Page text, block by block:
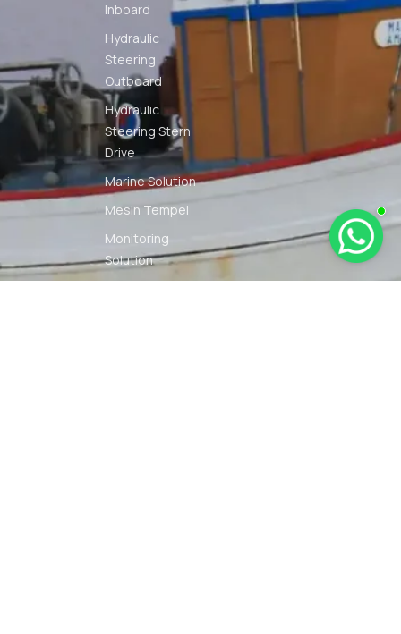
Inboard
Hydraulic
Steering
Outboard
Hydraulic
Steering Stern
Drive
Marine Solution
Mesin Tempel
Monitoring
Solution